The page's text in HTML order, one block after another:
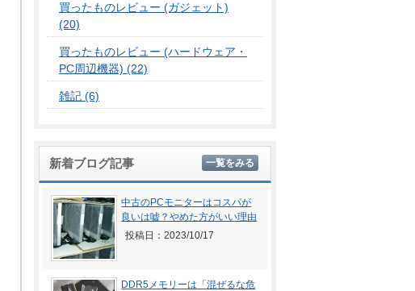
買ったものレビュー (ガジェット)
(20)
買ったものレビュー (ハードウェア・
PC周辺機器) (22)
雑記 (6)
新着ブログ記事 一覧をみる
中古のPCモニターはコスパが
良いは嘘？やめた方がいい理由
投稿日：2023/10/17
DDR5メモリーは「混ぜるな危